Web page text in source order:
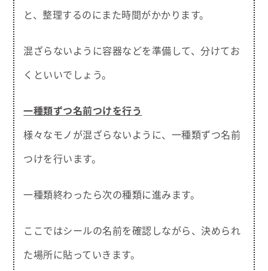
と、整理するのにまた時間がかかります。
混ざらないように容器などを準備して、分けてお
くといいでしょう。
一種類ずつ名前つけを行う
様々なモノが混ざらないように、一種類ずつ名前
つけを行います。
一種類終わったら次の種類に進みます。
ここではシールの名前を確認しながら、決められ
た場所に貼っていきます。